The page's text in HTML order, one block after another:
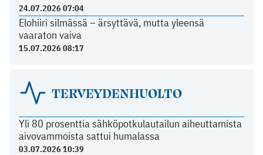
24.07.2026 07:04
Elohiiri silmässä – ärsyttävä, mutta yleensä
vaaraton vaiva
15.07.2026 08:17
TERVEYDENHUOLTO
Yli 80 prosenttia sähköpotkulautailun aiheuttamista
aivovammoista sattui humalassa
03.07.2026 10:39